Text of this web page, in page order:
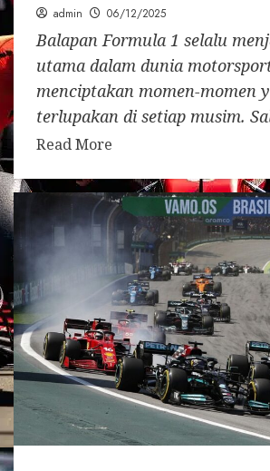
admin 06/12/2025
Balapan Formula 1 selalu
utama dalam dunia
menciptakan momen-momen
terlupakan di setiap musim.
Read More